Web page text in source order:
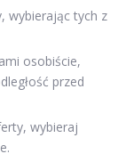
wybierając tych z
osobiście,
przed
wybieraj